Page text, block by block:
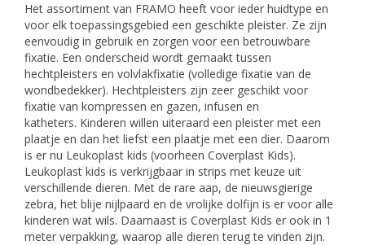
Het assortiment van FRAMO heeft voor ieder huidtype en
voor elk toepassingsgebied een geschikte pleister. Ze zijn
eenvoudig in gebruik en zorgen voor een betrouwbare
fixatie. Een onderscheid wordt gemaakt tussen
hechtpleisters en volvlakfixatie (volledige fixatie van de
wondbedekker). Hechtpleisters zijn zeer geschikt voor
fixatie van kompressen en gazen, infusen en
katheters. Kinderen willen uiteraard een pleister met een
plaatje en dan het liefst een plaatje met een dier. Daarom
is er nu Leukoplast kids (voorheen Coverplast Kids).
Leukoplast kids is verkrijgbaar in strips met keuze uit
verschillende dieren. Met de rare aap, de nieuwsgierige
zebra, het blije nijlpaard en de vrolijke dolfijn is er voor alle
kinderen wat wils. Daarnaast is Coverplast Kids er ook in 1
meter verpakking, waarop alle dieren terug te vinden zijn.